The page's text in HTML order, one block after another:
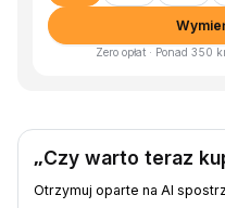
Zero opłat · Ponad
„Czy warto teraz
Otrzymuj oparte na AI